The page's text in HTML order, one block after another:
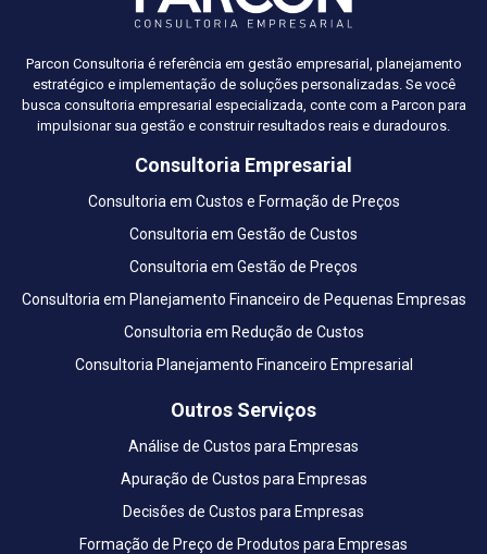
Parcon Consultoria é referência em gestão empresarial, planejamento
estratégico e implementação de soluções personalizadas. Se você
busca consultoria empresarial especializada, conte com a Parcon para
impulsionar sua gestão e construir resultados reais e duradouros.
Consultoria Empresarial
Consultoria em Custos e Formação de Preços
Consultoria em Gestão de Custos
Consultoria em Gestão de Preços
Consultoria em Planejamento Financeiro de Pequenas Empresas
Consultoria em Redução de Custos
Consultoria Planejamento Financeiro Empresarial
Outros Serviços
Análise de Custos para Empresas
Apuração de Custos para Empresas
Decisões de Custos para Empresas
Formação de Preço de Produtos para Empresas